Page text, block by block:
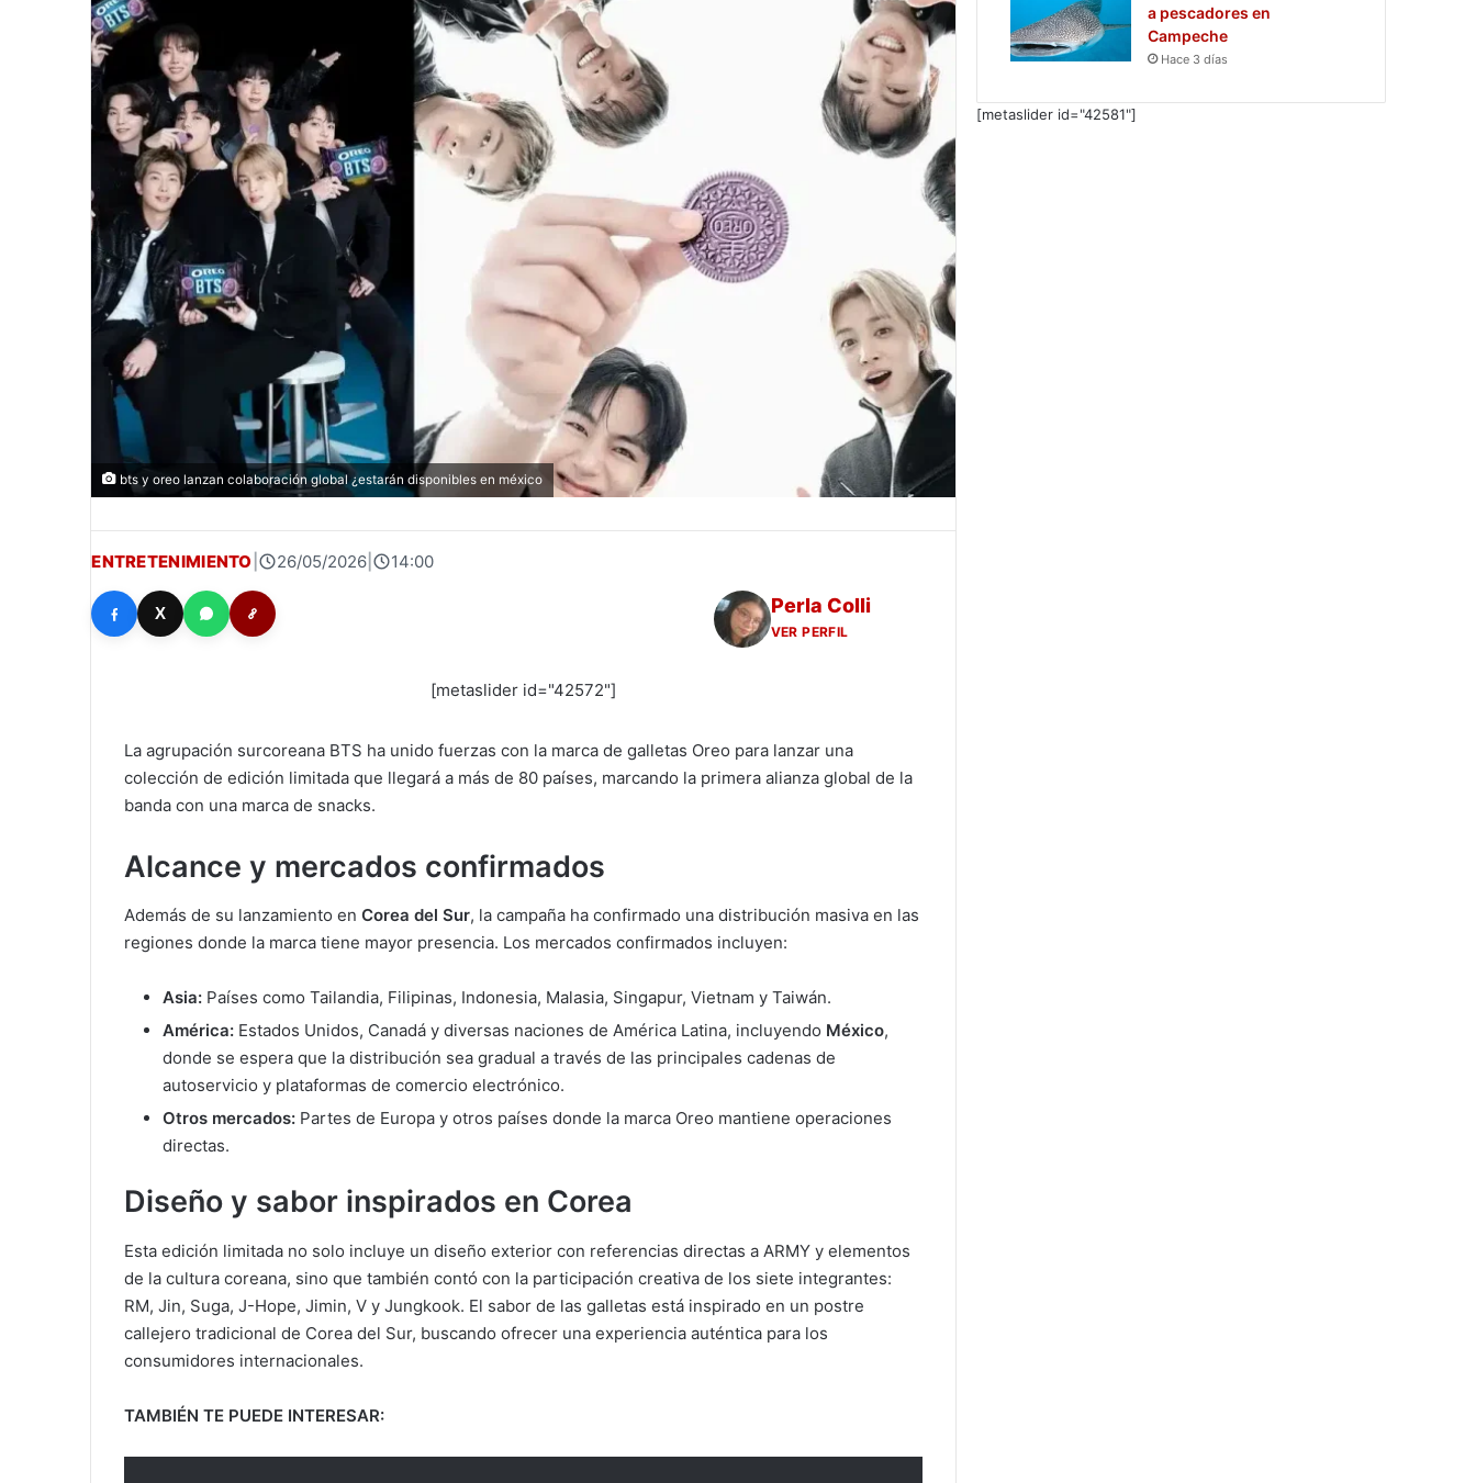
bts y oreo lanzan colaboración global ¿estarán disponibles en méxico
ENTRETENIMIENTO 26/05/2026| 14:00
X Perla Colli
VER PERFIL
[metaslider id="42572"]
La agrupación surcoreana BTS ha unido fuerzas con la marca de galletas Oreo para lanzar una
colección de edición limitada que llegará a más de 80 países, marcando la primera alianza global de la
banda con una marca de snacks.
Alcance y mercados confirmados
Además de su lanzamiento enCorea del Sur, la campaña ha confirmado una distribución masiva en las
regiones donde la marca tiene mayor presencia. Los mercados confirmados incluyen:
Asia: Países como Tailandia, Filipinas, Indonesia, Malasia, Singapur, Vietnam y Taiwán.
América: Estados Unidos, Canadá y diversas naciones de América Latina, incluyendo México,
donde se espera que la distribución sea gradual a través de las principales cadenas de
autoservicio y plataformas de comercio electrónico.
Otros mercados: Partes de Europa y otros países donde la marca Oreo mantiene operaciones
directas.
Diseño y sabor inspirados en Corea
Esta edición limitada no solo incluye un diseño exterior con referencias directas a ARMY y elementos
de la cultura coreana, sino que también contó con la participación creativa de los siete integrantes:
RM, Jin, Suga, J-Hope, Jimin, V y Jungkook. El sabor de las galletas está inspirado en un postre
callejero tradicional de Corea del Sur, buscando ofrecer una experiencia auténtica para los
consumidores internacionales.
TAMBIÉN TE PUEDE INTERESAR:
a pescadores en
Campeche
Hace 3 días
[metaslider id="42581"]